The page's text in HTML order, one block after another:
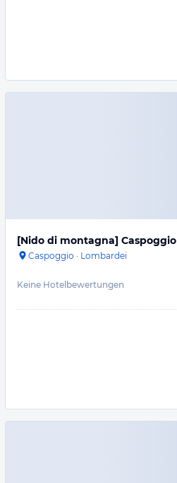
[Nido di montagna] Caspoggio
Caspoggio · Lombardei
Keine Hotelbewertungen